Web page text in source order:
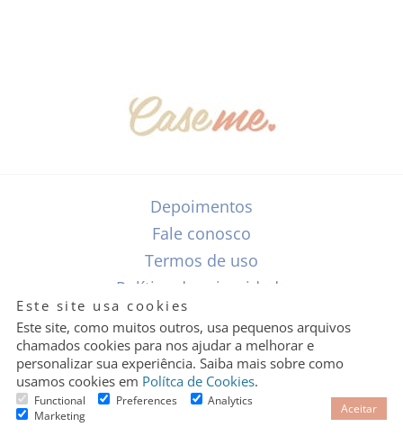
Depoimentos
Fale conosco
Termos de uso
Política de privacidade
Algumas imagens que aparecem no site vêm de fontes externas. Se
alguma imagem pertence a você, seja fotógrafo ou detenha os direitos
Este site usa cookies
Este site, como muitos outros, usa pequenos arquivos
chamados cookies para nos ajudar a melhorar e
personalizar sua experiência. Saiba mais sobre como
usamos cookies em Polítca de Cookies.
Cookie
Functional Preferences
Analytics
Marketing
Aceitar